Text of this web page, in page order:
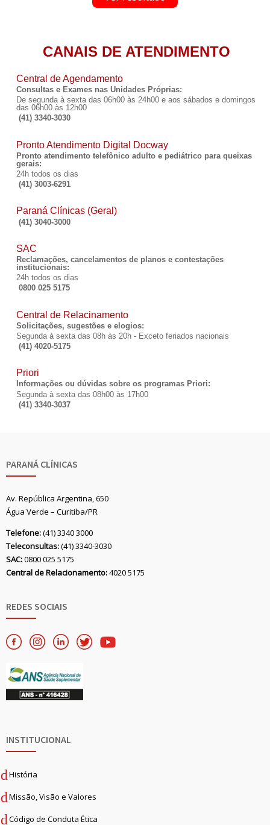
CANAIS DE ATENDIMENTO
Central de Agendamento
Consultas e Exames nas Unidades Próprias:
De segunda à sexta das 06h00 às 24h00 e aos sábados e domingos
das 06h00 às 12h00
(41) 3340-3030
Pronto Atendimento Digital Docway
Pronto atendimento telefônico adulto e pediátrico para queixas
gerais:
24h todos os dias
(41) 3003-6291
Paraná Clínicas (Geral)
(41) 3040-3000
SAC
Reclamações, cancelamentos de planos e contestações
institucionais:
24h todos os dias
0800 025 5175
Central de Relacinamento
Solicitações, sugestões e elogios:
Segunda à sexta das 08h às 20h - Exceto feriados nacionais
(41) 4020-5175
Priori
Informações ou dúvidas sobre os programas Priori:
Segunda à sexta das 08h00 às 17h00
(41) 3340-3037
PARANÁ CLÍNICAS
Av. República Argentina, 650
Água Verde – Curitiba/PR
Telefone:(41) 3340 3000
Teleconsultas:(41) 3340-3030
SAC:0800 025 5175
Central de Relacionamento:4020 5175
REDES SOCIAIS
INSTITUCIONAL
História
Missão, Visão e Valores
Código de Conduta Ética